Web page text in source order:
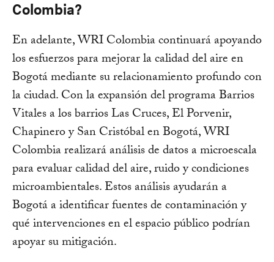
Colombia?
En adelante, WRI Colombia continuará apoyando
los esfuerzos para mejorar la calidad del aire en
Bogotá mediante su relacionamiento profundo con
la ciudad. Con la expansión del programa Barrios
Vitales a los barrios Las Cruces, El Porvenir,
Chapinero y San Cristóbal en Bogotá, WRI
Colombia realizará análisis de datos a microescala
para evaluar calidad del aire, ruido y condiciones
microambientales. Estos análisis ayudarán a
Bogotá a identificar fuentes de contaminación y
qué intervenciones en el espacio público podrían
apoyar su mitigación.